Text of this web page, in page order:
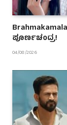
ಪೂರ್ಣಚಂದ್ರ!
04/08/2026